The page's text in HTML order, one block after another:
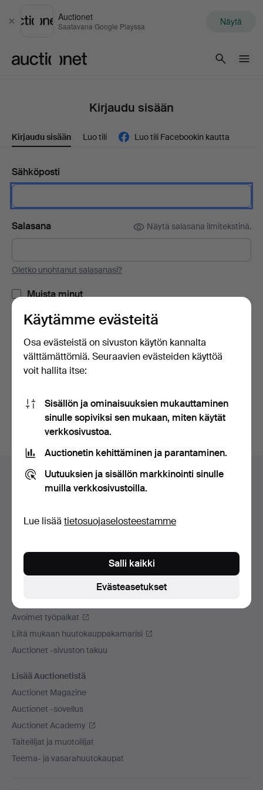
Sulje
Auctionet
Saatavana Google Playssa Näytä
Kirjaudu sisään
Kirjaudu sisään Luo tili Luo tili Facebookin kautta
Sähköposti
Salasana Näytä salasana ilmitekstinä.
Oletko unohtanut salasanasi?
Muista minut
tai kirjaudu Facebookiin täällä
Apua ja yhteystiedot
Ota yhteyttä tekniseen tukeen
Maksuvaihtoehdot
Sosiaaliset mediat
Auctionet -sivustosta
Avoimet työpaikat
Liitä mukaan huutokauppakamarisi
Auctionet -sivuston takuu
Lisää Auctionetistä
Auctionet Magazine
Auctionet -sovellus
Auctionet Academy
Taiteilijat ja muotoilijat
Teema- ja vasarahuutokaupat
Käytämme evästeitä
Osa evästeistä on sivuston käytön kannalta
välttämättömiä. Seuraavien evästeiden käyttöä
voit hallita itse:
Sisällön ja ominaisuuksien mukauttaminen
sinulle sopiviksi sen mukaan, miten käytät
verkkosivustoa.
Auctionetin kehittäminen ja parantaminen.
Uutuuksien ja sisällön markkinointi sinulle
muilla verkkosivustoilla.
Lue lisää tietosuojaselosteestamme
Evästeasetukset
Salli kaikki